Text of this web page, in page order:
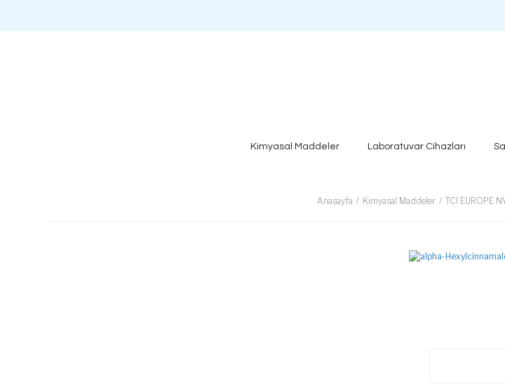
Kimyasal Maddeler Laboratuvar Cihazları
Anasayfa Kimyasal Maddeler TCI EUROPE